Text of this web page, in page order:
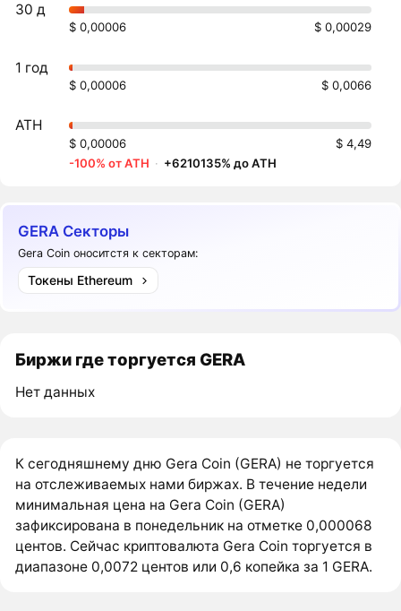
30 д
$ 0,00006 $ 0,00029
1 год
$ 0,00006 $ 0,0066
ATH
$ 0,00006
$ 4,49
-100% от ATH · +6210135% до ATH
GERA Секторы
Gera Coin оноситстя к секторам:
Токены Ethereum
Биржи где торгуется GERA
Нет данных
К сегодняшнему дню Gera Coin (GERA) не торгуется
на отслеживаемых нами биржах. В течение недели
минимальная цена на Gera Coin (GERA)
зафиксирована в понедельник на отметке 0,000068
центов. Сейчас криптовалюта Gera Coin торгуется в
диапазоне 0,0072 центов или 0,6 копейка за 1 GERA.